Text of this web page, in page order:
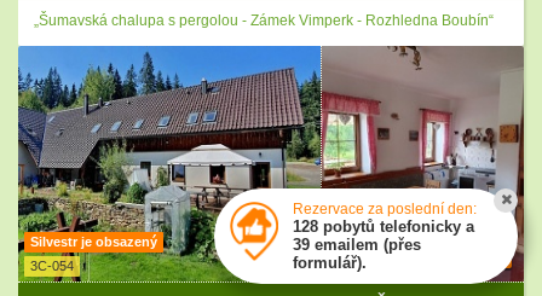
„Šumavská chalupa s pergolou - Zámek Vimperk - Rozhledna Boubín“
Silvestr je obsazený
3C-054
Zobrazit kontakty
Rezervace za poslední den:
128 pobytů telefonicky a
39 emailem (přes
formulář).